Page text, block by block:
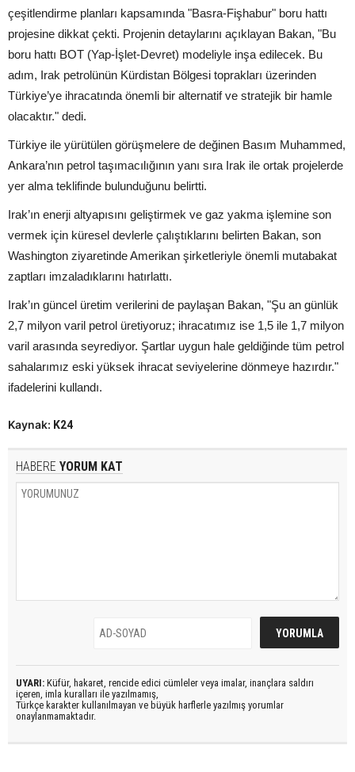
çeşitlendirme planları kapsamında "Basra-Fişhabur" boru hattı
projesine dikkat çekti. Projenin detaylarını açıklayan Bakan, "Bu
boru hattı BOT (Yap-İşlet-Devret) modeliyle inşa edilecek. Bu
adım, Irak petrolünün Kürdistan Bölgesi toprakları üzerinden
Türkiye’ye ihracatında önemli bir alternatif ve stratejik bir hamle
olacaktır." dedi.
Türkiye ile yürütülen görüşmelere de değinen Basım Muhammed,
Ankara’nın petrol taşımacılığının yanı sıra Irak ile ortak projelerde
yer alma teklifinde bulunduğunu belirtti.
Irak’ın enerji altyapısını geliştirmek ve gaz yakma işlemine son
vermek için küresel devlerle çalıştıklarını belirten Bakan, son
Washington ziyaretinde Amerikan şirketleriyle önemli mutabakat
zaptları imzaladıklarını hatırlattı.
Irak’ın güncel üretim verilerini de paylaşan Bakan, "Şu an günlük
2,7 milyon varil petrol üretiyoruz; ihracatımız ise 1,5 ile 1,7 milyon
varil arasında seyrediyor. Şartlar uygun hale geldiğinde tüm petrol
sahalarımız eski yüksek ihracat seviyelerine dönmeye hazırdır."
ifadelerini kullandı.
Kaynak: K24
HABERE YORUM KAT
UYARI: Küfür, hakaret, rencide edici cümleler veya imalar, inançlara saldırı
içeren, imla kuralları ile yazılmamış,
Türkçe karakter kullanılmayan ve büyük harflerle yazılmış yorumlar
onaylanmamaktadır.